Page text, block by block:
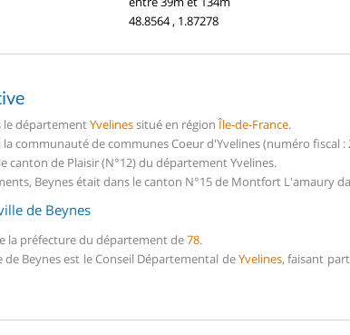
48.8564 , 1.87278
le départementYvelinessitué en région Île-de-France.
la communauté de communes Coeur d'Yvelines (numéro fiscal :
canton de Plaisir (N°12) du département Yvelines.
Beynes était dans le canton N°15 de Montfort L'amaury
de Beynes
la préfecture du département de78.
de Beynes est le Conseil Départemental deYvelines, faisant